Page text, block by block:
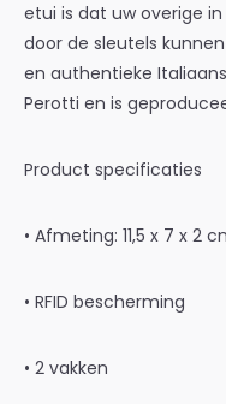
etui is dat uw overige
door de sleutels
en authentieke
Perotti en is
Product specificaties
• Afmeting: 11,5 x 7 x 2
• RFID bescherming
• 2 vakken